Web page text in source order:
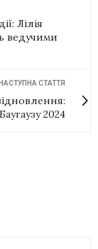
Лілія
ведучими
НАСТУПНА СТАТТЯ
2024